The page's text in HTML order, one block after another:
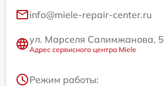
info@miele-repair-center.ru
ул. Марселя Салимжанова, 5
Адрес сервисного центра Miele
Режим работы: